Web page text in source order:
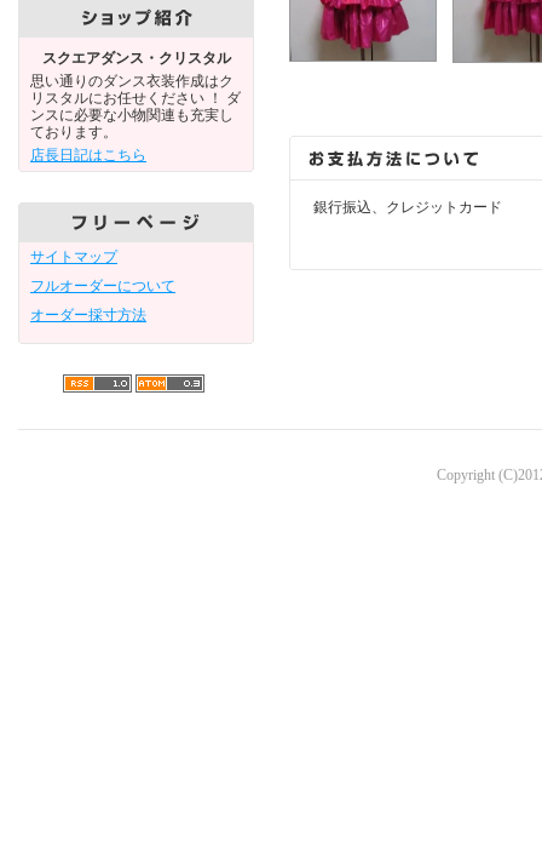
スクエアダンス・クリスタル
思い通りのダンス衣装作成はク
リスタルにお任せください ！ ダ
ンスに必要な小物関連も充実し
ております。
店長日記はこちら
サイトマップ
フルオーダーについて
オーダー採寸方法
銀行振込、クレジットカード
Copyright